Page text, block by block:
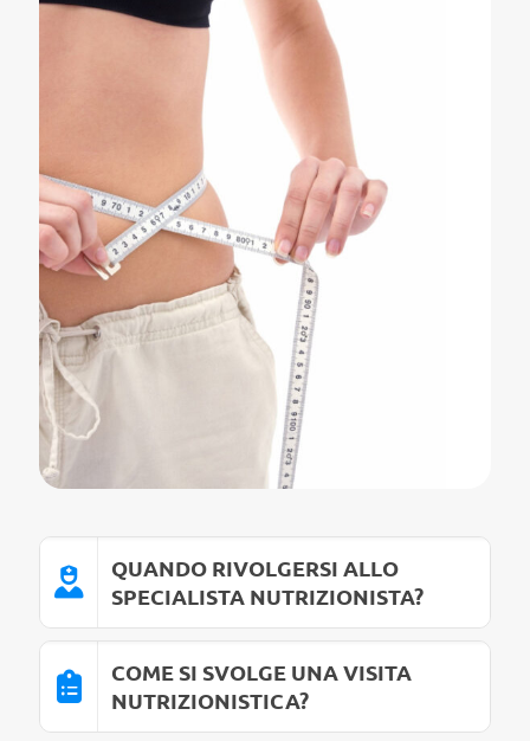
QUANDO RIVOLGERSI ALLO
SPECIALISTA NUTRIZIONISTA?
COME SI SVOLGE UNA VISITA
NUTRIZIONISTICA?